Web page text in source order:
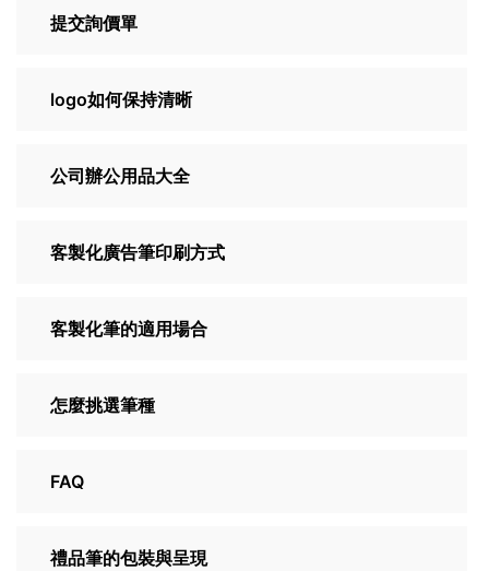
提交詢價單
logo如何保持清晰
公司辦公用品大全
客製化廣告筆印刷方式
客製化筆的適用場合
怎麼挑選筆種
FAQ
禮品筆的包裝與呈現